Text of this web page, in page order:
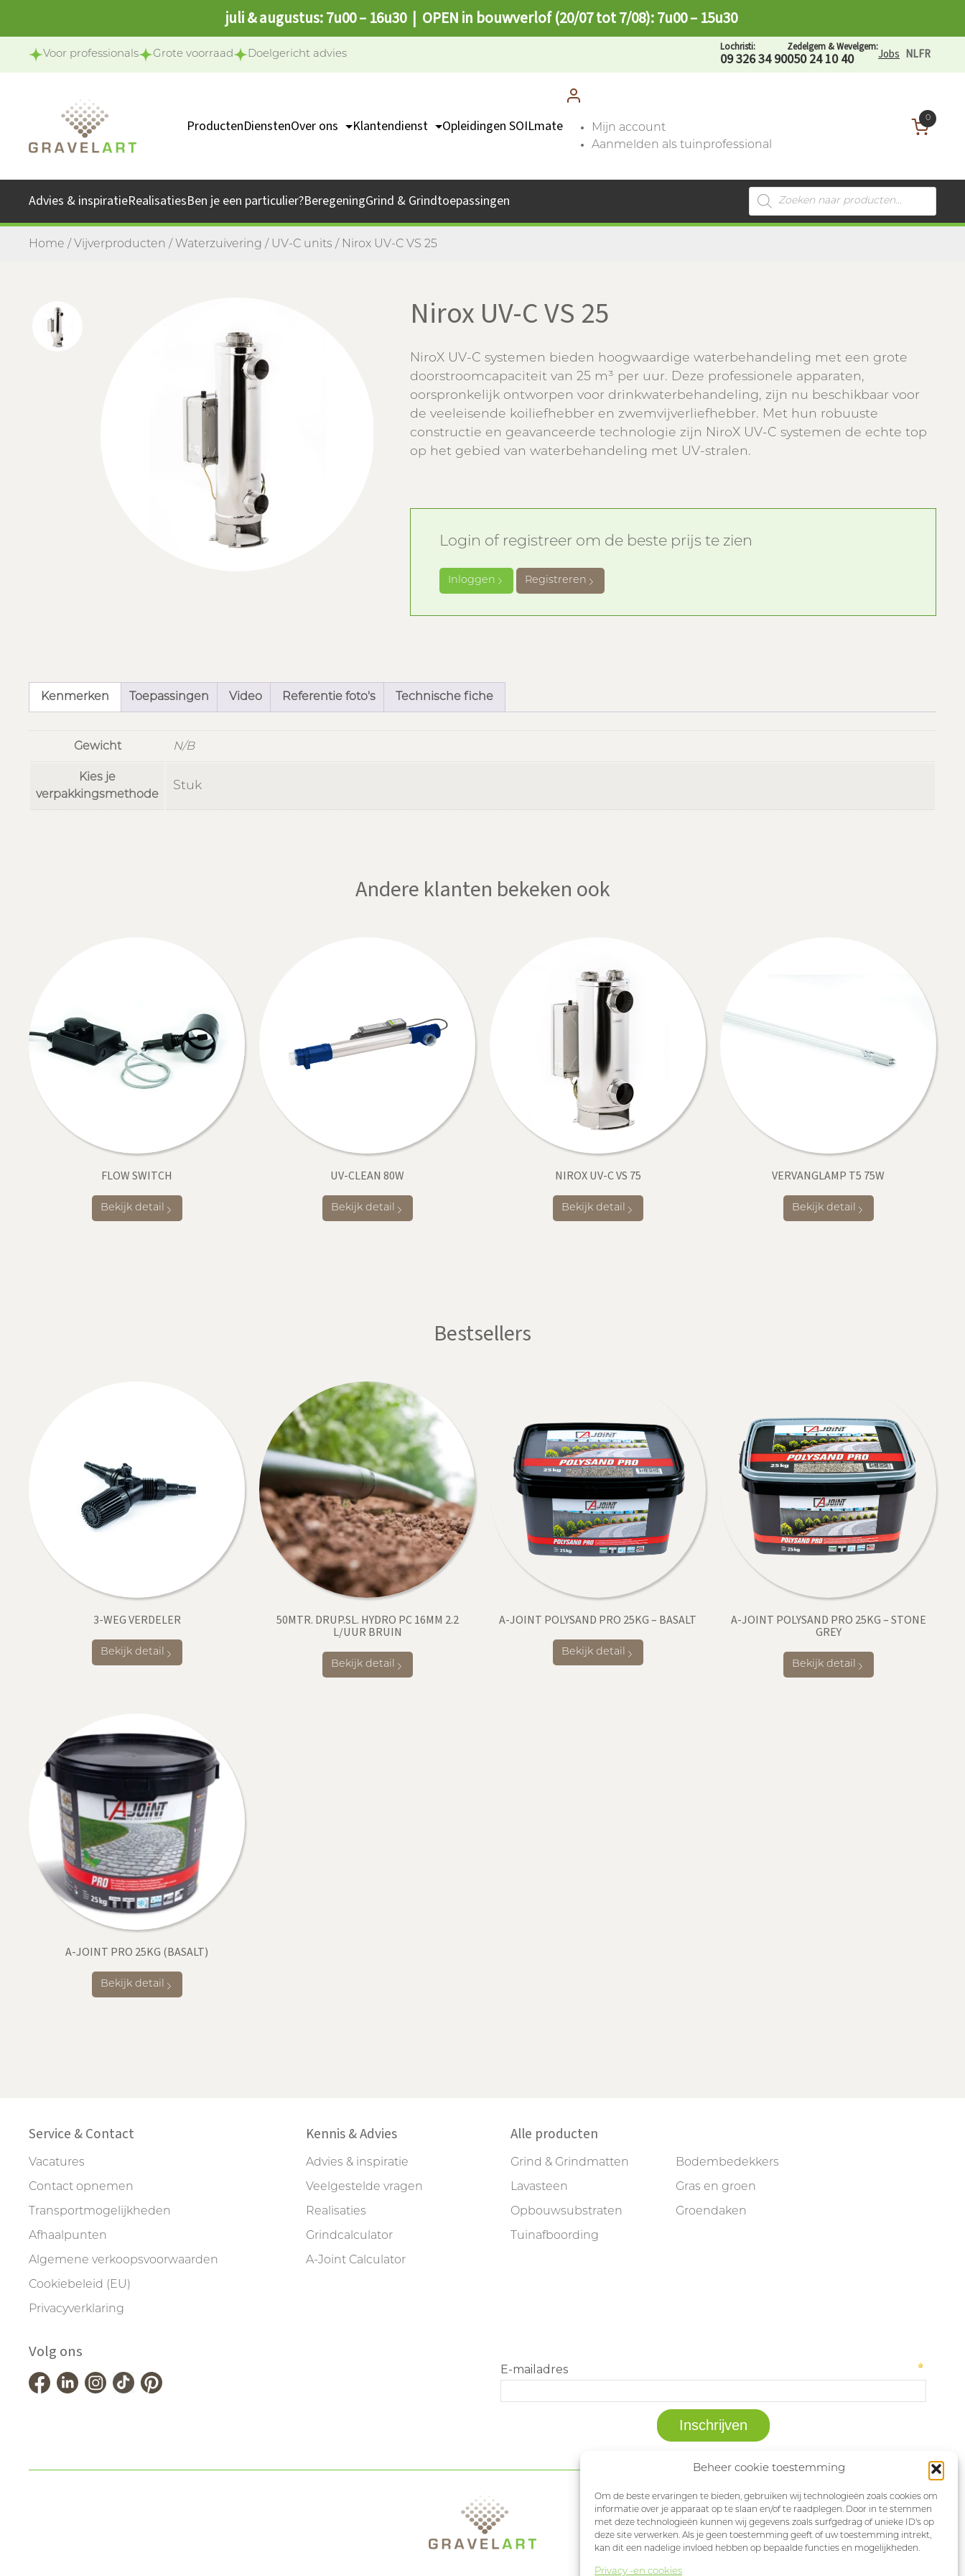
Beheer cookie toestemming
Om de beste ervaringen te bieden, gebruiken wij technologieën zoals cookies om
informatie over je apparaat op te slaan en/of te raadplegen. Door in te stemmen
met deze technologieën kunnen wij gegevens zoals surfgedrag of unieke ID's op
deze site verwerken. Als je geen toestemming geeft of uw toestemming intrekt,
kan dit een nadelige invloed hebben op bepaalde functies en mogelijkheden.
Privacy -en cookies
juli & augustus: 7u00 – 16u30 | OPEN in bouwverlof (20/07 tot 7/08): 7u00 – 15u30
Voor professionals Grote voorraad Doelgericht advies
Lochristi:
09 326 34 90
Zedelgem & Wevelgem:
050 24 10 40 Jobs NLFR
ProductenDienstenOver ons
Onze missie
Jobs
Klantendienst
Catalogus
Afhaalpunten
FAQ
Opleidingen SOILmate
Mijn account
Aanmelden als tuinprofessional
0
Advies & inspiratieRealisatiesBen je een particulier?BeregeningGrind & Grindtoepassingen
Producten
zoeken
Home / Vijverproducten / Waterzuivering / UV-C units / Nirox UV-C VS 25
Nirox UV-C VS 25
NiroX UV-C systemen bieden hoogwaardige waterbehandeling met een grote
doorstroomcapaciteit van 25 m³ per uur. Deze professionele apparaten,
oorspronkelijk ontworpen voor drinkwaterbehandeling, zijn nu beschikbaar voor
de veeleisende koiliefhebber en zwemvijverliefhebber. Met hun robuuste
constructie en geavanceerde technologie zijn NiroX UV-C systemen de echte top
op het gebied van waterbehandeling met UV-stralen.
Login of registreer om de beste prijs te zien
Inloggen Registreren
Kenmerken Toepassingen Video Referentie foto's Technische fiche
Gewicht N/B
Kies je
verpakkingsmethode
Stuk
Andere klanten bekeken ook
FLOW SWITCH
Bekijk detail
UV-CLEAN 80W
Bekijk detail
NIROX UV-C VS 75
Bekijk detail
VERVANGLAMP T5 75W
Bekijk detail
Bestsellers
3-WEG VERDELER
Bekijk detail
50MTR. DRUP.SL. HYDRO PC 16MM 2.2
L/UUR BRUIN
Bekijk detail
A-JOINT POLYSAND PRO 25KG – BASALT
Bekijk detail
A-JOINT POLYSAND PRO 25KG – STONE
GREY
Bekijk detail
A-JOINT PRO 25KG (BASALT)
Bekijk detail
Service & Contact
Vacatures
Contact opnemen
Transportmogelijkheden
Afhaalpunten
Algemene verkoopsvoorwaarden
Cookiebeleid (EU)
Privacyverklaring
Kennis & Advies
Advies & inspiratie
Veelgestelde vragen
Realisaties
Grindcalculator
A-Joint Calculator
Alle producten
Grind & Grindmatten
Lavasteen
Opbouwsubstraten
Tuinafboording
Bodembedekkers
Gras en groen
Groendaken
Volg ons